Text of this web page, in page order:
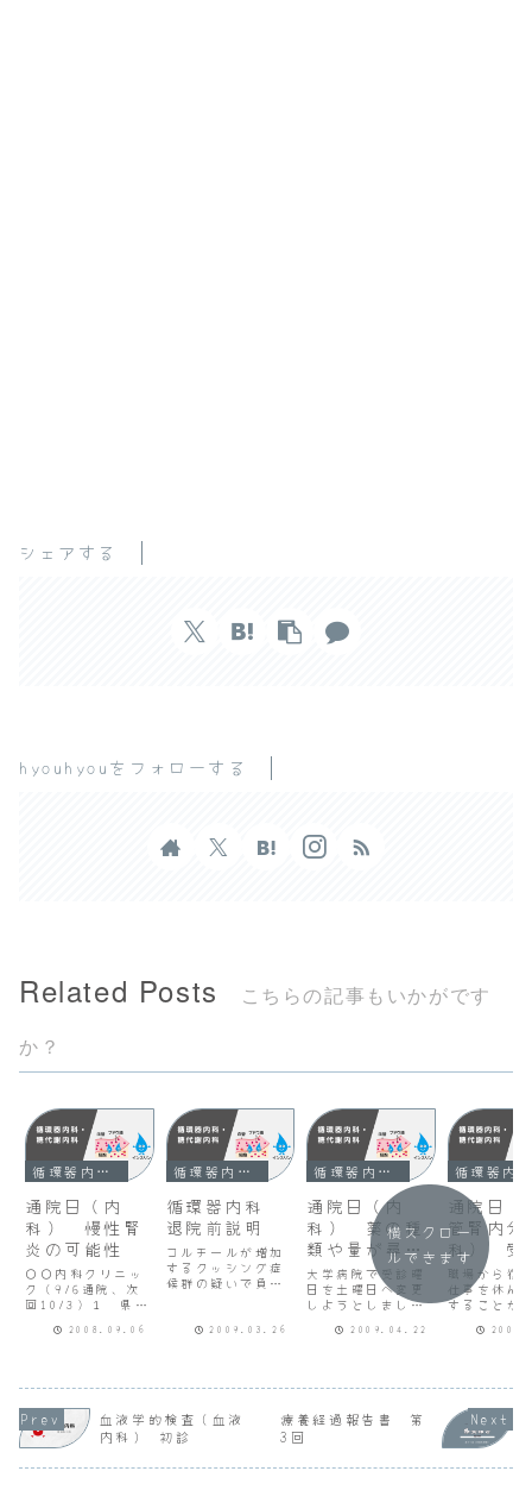
シェアする
hyouhyouをフォローする
Related Posts
こちらの記事もいかがです
か？
循環器内科・糖代謝内科
通院日（内
科） 慢性腎
炎の可能性
〇〇内科クリニッ
ク（9/6通院、次
回10/3）１ 県立
で入院治療してい
受けたが、尿たん
ぱく及び尿潜血が
尿糖反応のかなり
いることから、糖
2008.09.06
循環器内科・糖代謝内科
循環器内科
退院前説明
コルチールが増加
するクッシング症
候群の疑いで負荷
にデカロトロレ
いるのでクッシン
は少ないです。甲
状腺機能→正常食
2009.03.26
循環器内科・糖代謝内科
通院日（内
科） 薬の種
類や量が尋常
じゃない
大学病院で受診曜
日を土曜日へ変更
しようとしました
では土曜日診療は
心症、高血圧症、
糖尿病、高脂血症
リニックへの転院
2009.04.22
通院日
管腎内分
科） 受
日の変更
職場から復
仕事を休ん
することが
ことから、
が、思い切
談してみま
１ 診察・
けで担当医
横スクロー
ルできます
血液学的検査（血液
内科） 初診
療養経過報告書 第
3回